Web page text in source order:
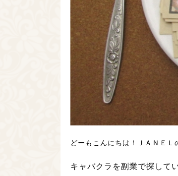
どーもこんにちは！ＪＡＮＥＬ
キャバクラを副業で探して